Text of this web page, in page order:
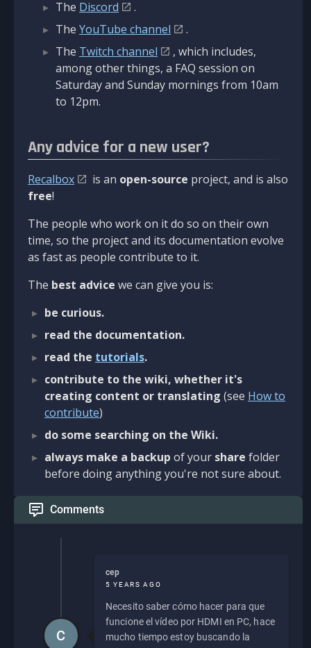
The Discord
.
The YouTube channel
.
The Twitch channel
, which includes,
among other things, a FAQ session on
Saturday and Sunday mornings from 10am
to 12pm.
Any advice for a new user?
Recalbox is an open-source project, and is also
free!
The people who work on it do so on their own
time, so the project and its documentation evolve
as fast as people contribute to it.
The best advice we can give you is:
be curious.
read the documentation.
read the tutorials.
contribute to the wiki, whether it's
creating content or translating (see How to
contribute)
do some searching on the Wiki.
always make a backup of your share folder
before doing anything you're not sure about.
Comments
cep
5 YEARS AGO
Necesito saber cómo hacer para que
funcione el vídeo por HDMI en PC, hace
mucho tiempo estoy buscando la
C